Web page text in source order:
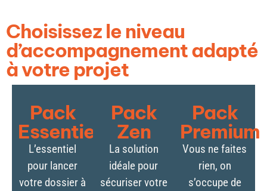
Choisissez le niveau
d’accompagnement adapté
à votre projet
Pack
Essentiel
L’essentiel
pour lancer
votre dossier à
Pack
Zen
La solution
idéale pour
sécuriser votre
Pack
Premium
Vous ne faites
rien, on
s’occupe de